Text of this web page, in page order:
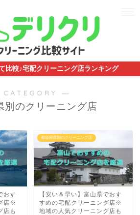
比較♪宅配クリーニング店ランキング
―
別のクリーニング店
おす
店※
店も
都道府県別のクリーニング店
【安い＆早い】富山県でおす
すめの宅配クリーニング店※
地域の人気クリーニング店も